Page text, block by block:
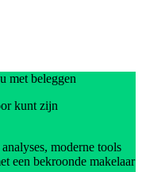
met beleggen
kunt zijn
moderne tools
een bekroonde makelaar